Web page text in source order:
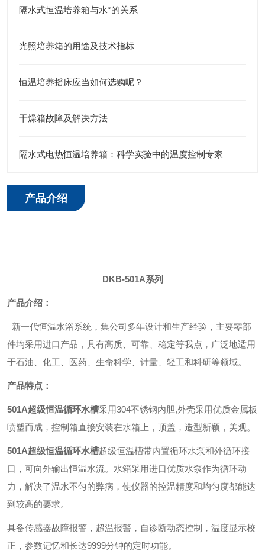
隔水式恒温培养箱与水*的关系
光照培养箱的用途及技术指标
恒温培养摇床应当如何选购呢？
干燥箱故障及解决方法
隔水式电热恒温培养箱：科学实验中的温度控制专家
产品介绍
DKB-501A系列
产品介绍：
新一代恒温水浴系统，集公司多年设计和生产经验，主要零部
件均采用进口产品，具有高质、可靠、稳定等我点，广泛地适用
于石油、化工、医药、生命科学、计量、轻工和科研等领域。
产品特点：
501A超级恒温循环水槽采用304不锈钢内胆,外壳采用优质金属板
喷塑而成，控制箱直接安装在水箱上 ，顶盖，造型新颖，美观。
501A超级恒温循环水槽超级恒温槽带内置循环水泵和外循环接
口，可向外输出恒温水流。 水箱采用进口优质水泵作为循环动
力，解决了温水不匀的弊病，使仪器的控温精度和均匀度都能达
到较高的要求。
具备传感器故障报警，超温报警，自诊断动态控制，温度显示校
正，参数记忆和长达9999分钟的定时功能。